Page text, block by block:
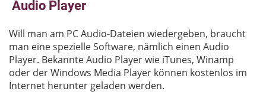
Audio Player
Will man am PC Audio-Dateien wiedergeben, braucht
man eine spezielle Software, nämlich einen Audio
Player. Bekannte Audio Player wie iTunes, Winamp
oder der Windows Media Player können kostenlos im
Internet herunter geladen werden.